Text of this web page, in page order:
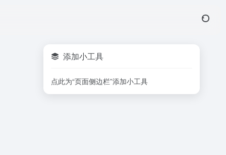
添加小工具
点此为“页面侧边栏”添加小工具